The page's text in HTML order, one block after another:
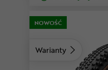
Warianty
NOWOŚĆ